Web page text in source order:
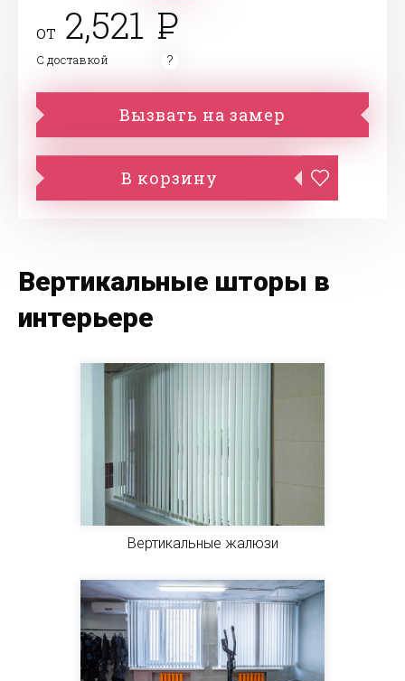
от 2,521
С доставкой
Вызвать на замер
В корзину
Вертикальные шторы в
интерьере
Вертикальные жалюзи